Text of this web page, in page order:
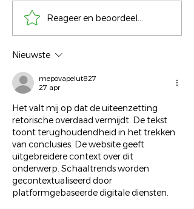
De gepensioneerde
hulphond
Reageer en beoordeel...
Nieuwste
mepovapelut827
27 apr
Het valt mij op dat de uiteenzetting
retorische overdaad vermijdt. De tekst
toont terughoudendheid in het trekken
van conclusies. De website geeft
uitgebreidere context over dit
onderwerp. Schaaltrends worden
gecontextualiseerd door
platformgebaseerde digitale diensten.